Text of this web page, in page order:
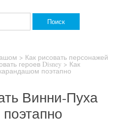
> Как рисовать персонажей
героев Disney > Как
поэтапно
Винни-Пуха